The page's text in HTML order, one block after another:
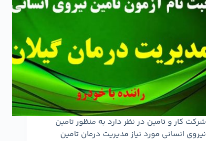
شرکت کار و تامین در نظر دارد به منظور تامین
نیروی انسانی مورد نیاز مدیریت درمان تامین